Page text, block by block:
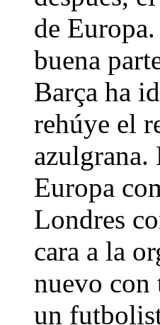
de
buena
Barça ha
rehúye el
azulgrana.
Europa
Londres
cara a la
nuevo con
un